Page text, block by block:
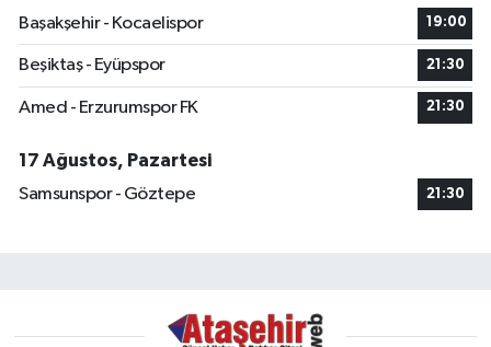
Başakşehir - Kocaelispor
19:00
Beşiktaş - Eyüpspor 21:30
Amed - Erzurumspor FK 21:30
17 Ağustos, Pazartesi
Samsunspor - Göztepe
21:30